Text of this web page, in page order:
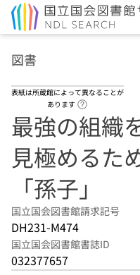
図書
表紙は所蔵館によって異なることが
あります
最強の組織
見極めるた
「孫子」
国立国会図書館請求記号
DH231-M474
国立国会図書館書誌ID
032377657